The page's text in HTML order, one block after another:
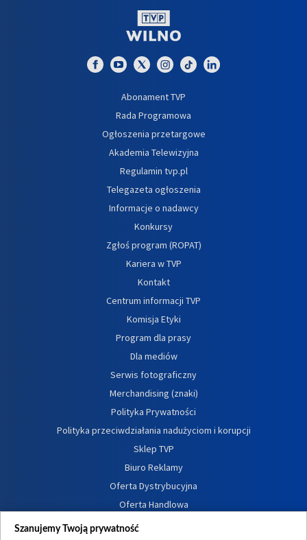
Abonament TVP
Rada Programowa
Ogłoszenia przetargowe
Akademia Telewizyjna
Regulamin tvp.pl
Telegazeta ogłoszenia
Informacje o nadawcy
Konkursy
Zgłoś program (ROPAT)
Kariera w TVP
Kontakt
Centrum informacji TVP
Komisja Etyki
Program dla prasy
Dla mediów
Serwis fotograficzny
Merchandising (znaki)
Polityka Prywatności
Polityka przeciwdziałania nadużyciom i korupcji
Sklep TVP
Biuro Reklamy
Oferta Dystrybucyjna
Oferta Handlowa
Dostępność
Szanujemy Twoją prywatność